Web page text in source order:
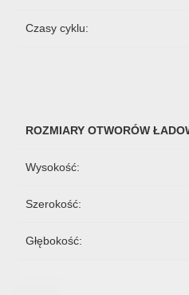
Czasy cyklu:
ROZMIARY OTWORÓW
Wysokość:
Szerokość:
Głębokość: